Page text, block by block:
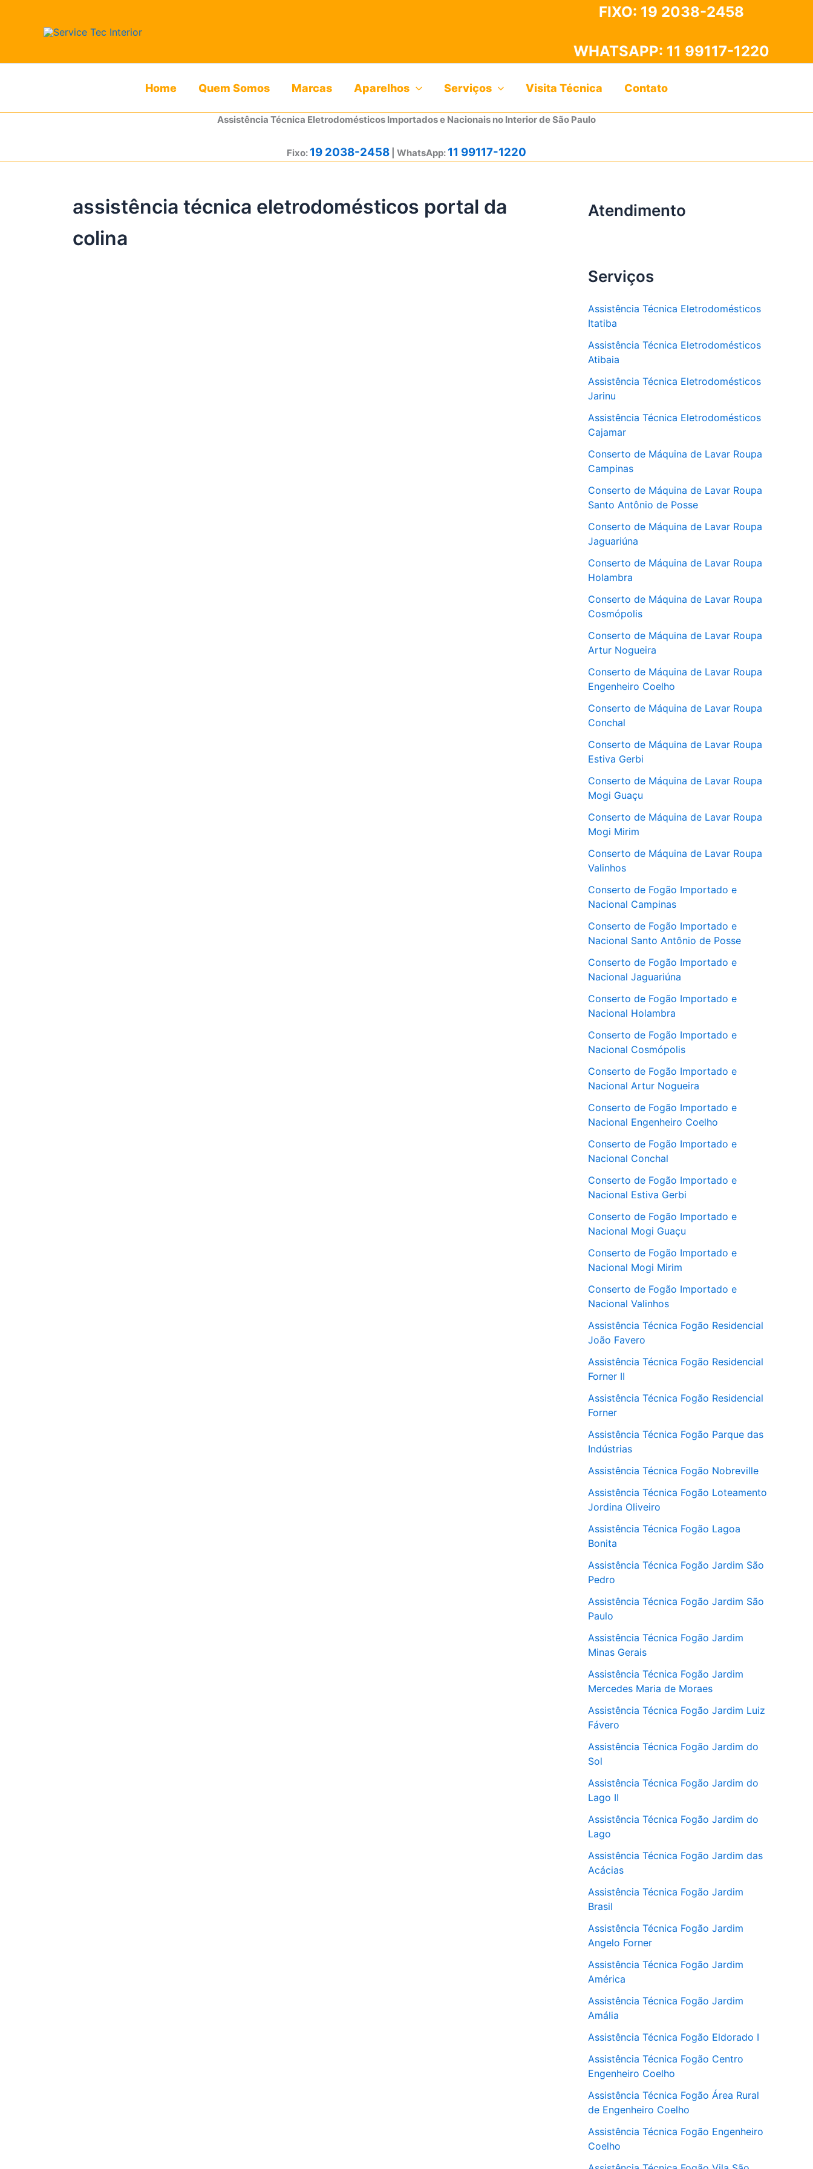
FIXO: 19 2038-2458
WHATSAPP: 11 99117-1220
Home Quem Somos Marcas Aparelhos Serviços Visita Técnica Contato
Assistência Técnica Eletrodomésticos Importados e Nacionais no Interior de São Paulo
Fixo: 19 2038-2458 | WhatsApp: 11 99117-1220
assistência técnica eletrodomésticos portal da
colina
Atendimento
Serviços
Assistência Técnica Eletrodomésticos
Itatiba
Assistência Técnica Eletrodomésticos
Atibaia
Assistência Técnica Eletrodomésticos
Jarinu
Assistência Técnica Eletrodomésticos
Cajamar
Conserto de Máquina de Lavar Roupa
Campinas
Conserto de Máquina de Lavar Roupa
Santo Antônio de Posse
Conserto de Máquina de Lavar Roupa
Jaguariúna
Conserto de Máquina de Lavar Roupa
Holambra
Conserto de Máquina de Lavar Roupa
Cosmópolis
Conserto de Máquina de Lavar Roupa
Artur Nogueira
Conserto de Máquina de Lavar Roupa
Engenheiro Coelho
Conserto de Máquina de Lavar Roupa
Conchal
Conserto de Máquina de Lavar Roupa
Estiva Gerbi
Conserto de Máquina de Lavar Roupa
Mogi Guaçu
Conserto de Máquina de Lavar Roupa
Mogi Mirim
Conserto de Máquina de Lavar Roupa
Valinhos
Conserto de Fogão Importado e
Nacional Campinas
Conserto de Fogão Importado e
Nacional Santo Antônio de Posse
Conserto de Fogão Importado e
Nacional Jaguariúna
Conserto de Fogão Importado e
Nacional Holambra
Conserto de Fogão Importado e
Nacional Cosmópolis
Conserto de Fogão Importado e
Nacional Artur Nogueira
Conserto de Fogão Importado e
Nacional Engenheiro Coelho
Conserto de Fogão Importado e
Nacional Conchal
Conserto de Fogão Importado e
Nacional Estiva Gerbi
Conserto de Fogão Importado e
Nacional Mogi Guaçu
Conserto de Fogão Importado e
Nacional Mogi Mirim
Conserto de Fogão Importado e
Nacional Valinhos
Assistência Técnica Fogão Residencial
João Favero
Assistência Técnica Fogão Residencial
Forner II
Assistência Técnica Fogão Residencial
Forner
Assistência Técnica Fogão Parque das
Indústrias
Assistência Técnica Fogão Nobreville
Assistência Técnica Fogão Loteamento
Jordina Oliveiro
Assistência Técnica Fogão Lagoa
Bonita
Assistência Técnica Fogão Jardim São
Pedro
Assistência Técnica Fogão Jardim São
Paulo
Assistência Técnica Fogão Jardim
Minas Gerais
Assistência Técnica Fogão Jardim
Mercedes Maria de Moraes
Assistência Técnica Fogão Jardim Luiz
Fávero
Assistência Técnica Fogão Jardim do
Sol
Assistência Técnica Fogão Jardim do
Lago II
Assistência Técnica Fogão Jardim do
Lago
Assistência Técnica Fogão Jardim das
Acácias
Assistência Técnica Fogão Jardim
Brasil
Assistência Técnica Fogão Jardim
Angelo Forner
Assistência Técnica Fogão Jardim
América
Assistência Técnica Fogão Jardim
Amália
Assistência Técnica Fogão Eldorado I
Assistência Técnica Fogão Centro
Engenheiro Coelho
Assistência Técnica Fogão Área Rural
de Engenheiro Coelho
Assistência Técnica Fogão Engenheiro
Coelho